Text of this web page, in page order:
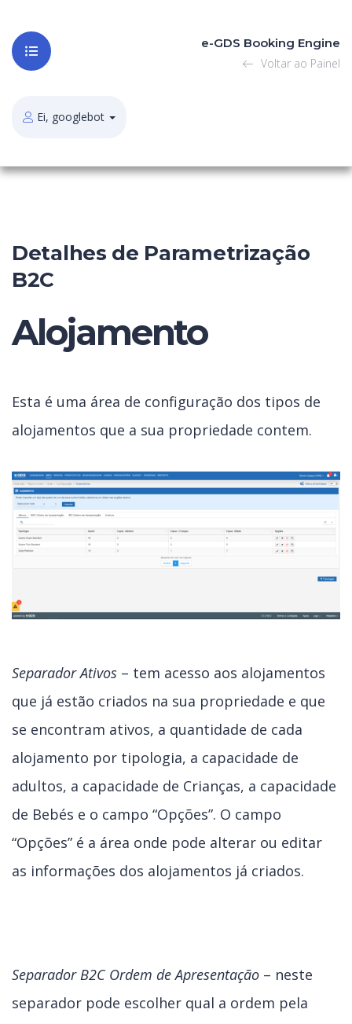
e-GDS Booking Engine
Voltar ao Painel
Ei, googlebot
Detalhes de Parametrização
B2C
Alojamento
Esta é uma área de configuração dos tipos de
alojamentos que a sua propriedade contem.
Separador Ativos – tem acesso aos alojamentos
que já estão criados na sua propriedade e que
se encontram ativos, a quantidade de cada
alojamento por tipologia, a capacidade de
adultos, a capacidade de Crianças, a capacidade
de Bebés e o campo “Opções”. O campo
“Opções” é a área onde pode alterar ou editar
as informações dos alojamentos já criados.
Separador B2C Ordem de Apresentação – neste
separador pode escolher qual a ordem pela